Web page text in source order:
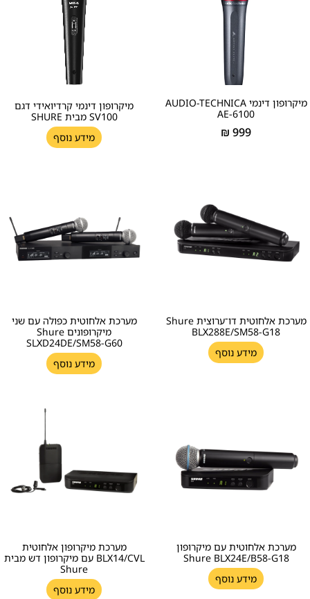
מיקרופון דינמי AUDIO-TECHNICA
AE-6100
999
₪
מיקרופון דינמי קרדיואידי דגם
SV100 מבית SHURE
מידע נוסף
מערכת אלחוטית דו־ערוצית Shure
BLX288E/SM58-G18
מידע נוסף
מערכת אלחוטית כפולה עם שני
מיקרופונים Shure
SLXD24DE/SM58-G60
מידע נוסף
מערכת אלחוטית עם מיקרופון
Shure BLX24E/B58-G18
מידע נוסף
מערכת מיקרופון אלחוטית
BLX14/CVL עם מיקרופון דש מבית
Shure
מידע נוסף